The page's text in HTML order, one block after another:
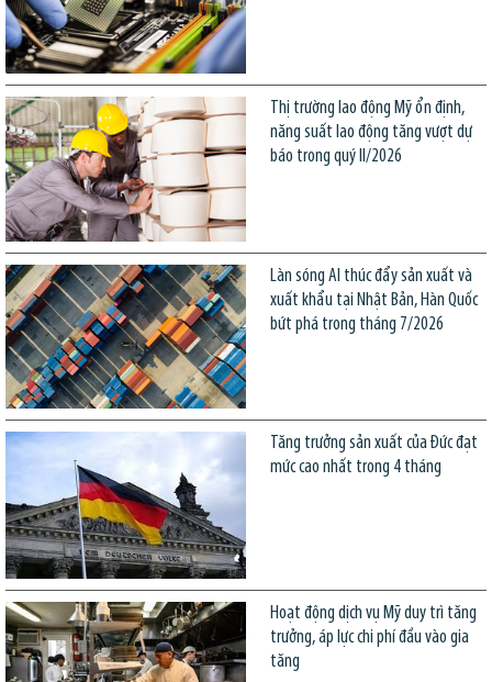
Thị trường lao động Mỹ ổn định,
năng suất lao động tăng vượt dự
báo trong quý II/2026
Làn sóng AI thúc đẩy sản xuất và
xuất khẩu tại Nhật Bản, Hàn Quốc
bứt phá trong tháng 7/2026
Tăng trưởng sản xuất của Đức đạt
mức cao nhất trong 4 tháng
Hoạt động dịch vụ Mỹ duy trì tăng
trưởng, áp lực chi phí đầu vào gia
tăng